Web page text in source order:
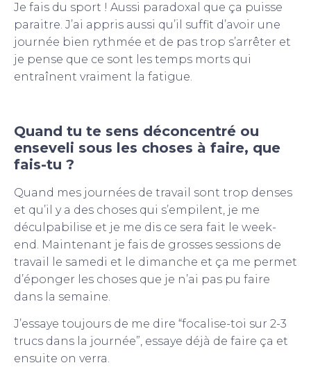
Je fais du sport ! Aussi paradoxal que ça puisse
paraitre. J’ai appris aussi qu’il suffit d’avoir une
journée bien rythmée et de pas trop s’arrêter et
je pense que ce sont les temps morts qui
entraînent vraiment la fatigue.
Quand tu te sens déconcentré ou
enseveli sous les choses à faire, que
fais-tu ?
Quand mes journées de travail sont trop denses
et qu’il y a des choses qui s’empilent, je me
déculpabilise et je me dis ce sera fait le week-
end. Maintenant je fais de grosses sessions de
travail le samedi et le dimanche et ça me permet
d’éponger les choses que je n’ai pas pu faire
dans la semaine.
J’essaye toujours de me dire “focalise-toi sur 2-3
trucs dans la journée”, essaye déjà de faire ça et
ensuite on verra.